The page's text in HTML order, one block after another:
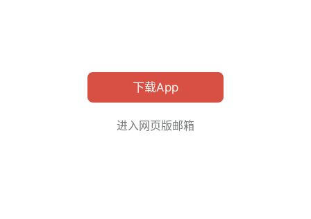
下载App
进入网页版邮箱